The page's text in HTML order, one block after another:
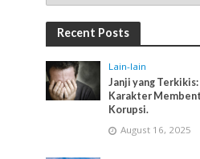
Recent Posts
Lain-lain
Janji yang
Karakter
Korupsi.
August 16, 2025